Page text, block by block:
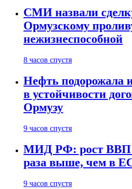
СМИ назвали
Ормузскому
нежизнеспособной
8 часов спустя
Нефть подорожала
в устойчивости
Ормузу
9 часов спустя
МИД РФ: рост ВВП
раза выше, чем в
9 часов спустя